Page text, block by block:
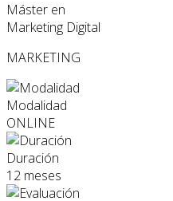
Máster en
Marketing Digital
MARKETING
Modalidad
ONLINE
Duración
12 meses